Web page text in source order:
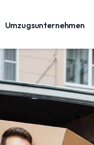
Umzugsunternehmen